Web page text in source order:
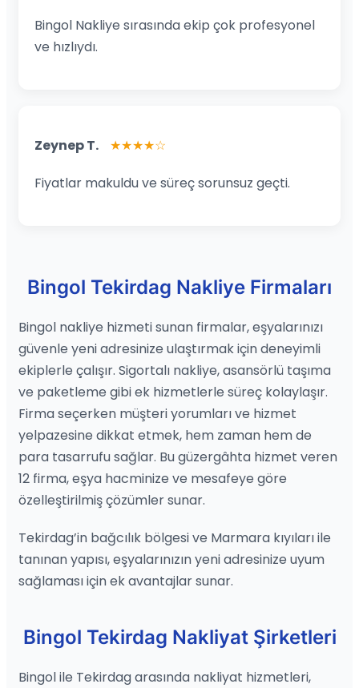
Bingol Nakliye sırasında ekip çok profesyonel
ve hızlıydı.
Zeynep T. ★★★★☆
Fiyatlar makuldu ve süreç sorunsuz geçti.
Bingol Tekirdag Nakliye Firmaları
Bingol nakliye hizmeti sunan firmalar, eşyalarınızı
güvenle yeni adresinize ulaştırmak için deneyimli
ekiplerle çalışır. Sigortalı nakliye, asansörlü taşıma
ve paketleme gibi ek hizmetlerle süreç kolaylaşır.
Firma seçerken müşteri yorumları ve hizmet
yelpazesine dikkat etmek, hem zaman hem de
para tasarrufu sağlar. Bu güzergâhta hizmet veren
12 firma, eşya hacminize ve mesafeye göre
özelleştirilmiş çözümler sunar.
Tekirdag’in bağcılık bölgesi ve Marmara kıyıları ile
tanınan yapısı, eşyalarınızın yeni adresinize uyum
sağlaması için ek avantajlar sunar.
Bingol Tekirdag Nakliyat Şirketleri
Bingol ile Tekirdag arasında nakliyat hizmetleri,